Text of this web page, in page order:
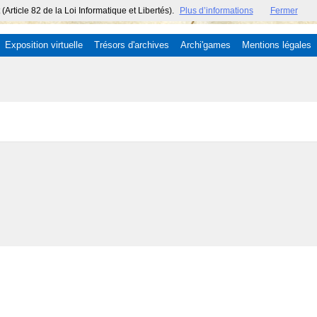
82 de la Loi Informatique et Libertés). Plus d’informations Fermer
Exposition virtuelle Trésors d'archives Archi'games Mentions légales